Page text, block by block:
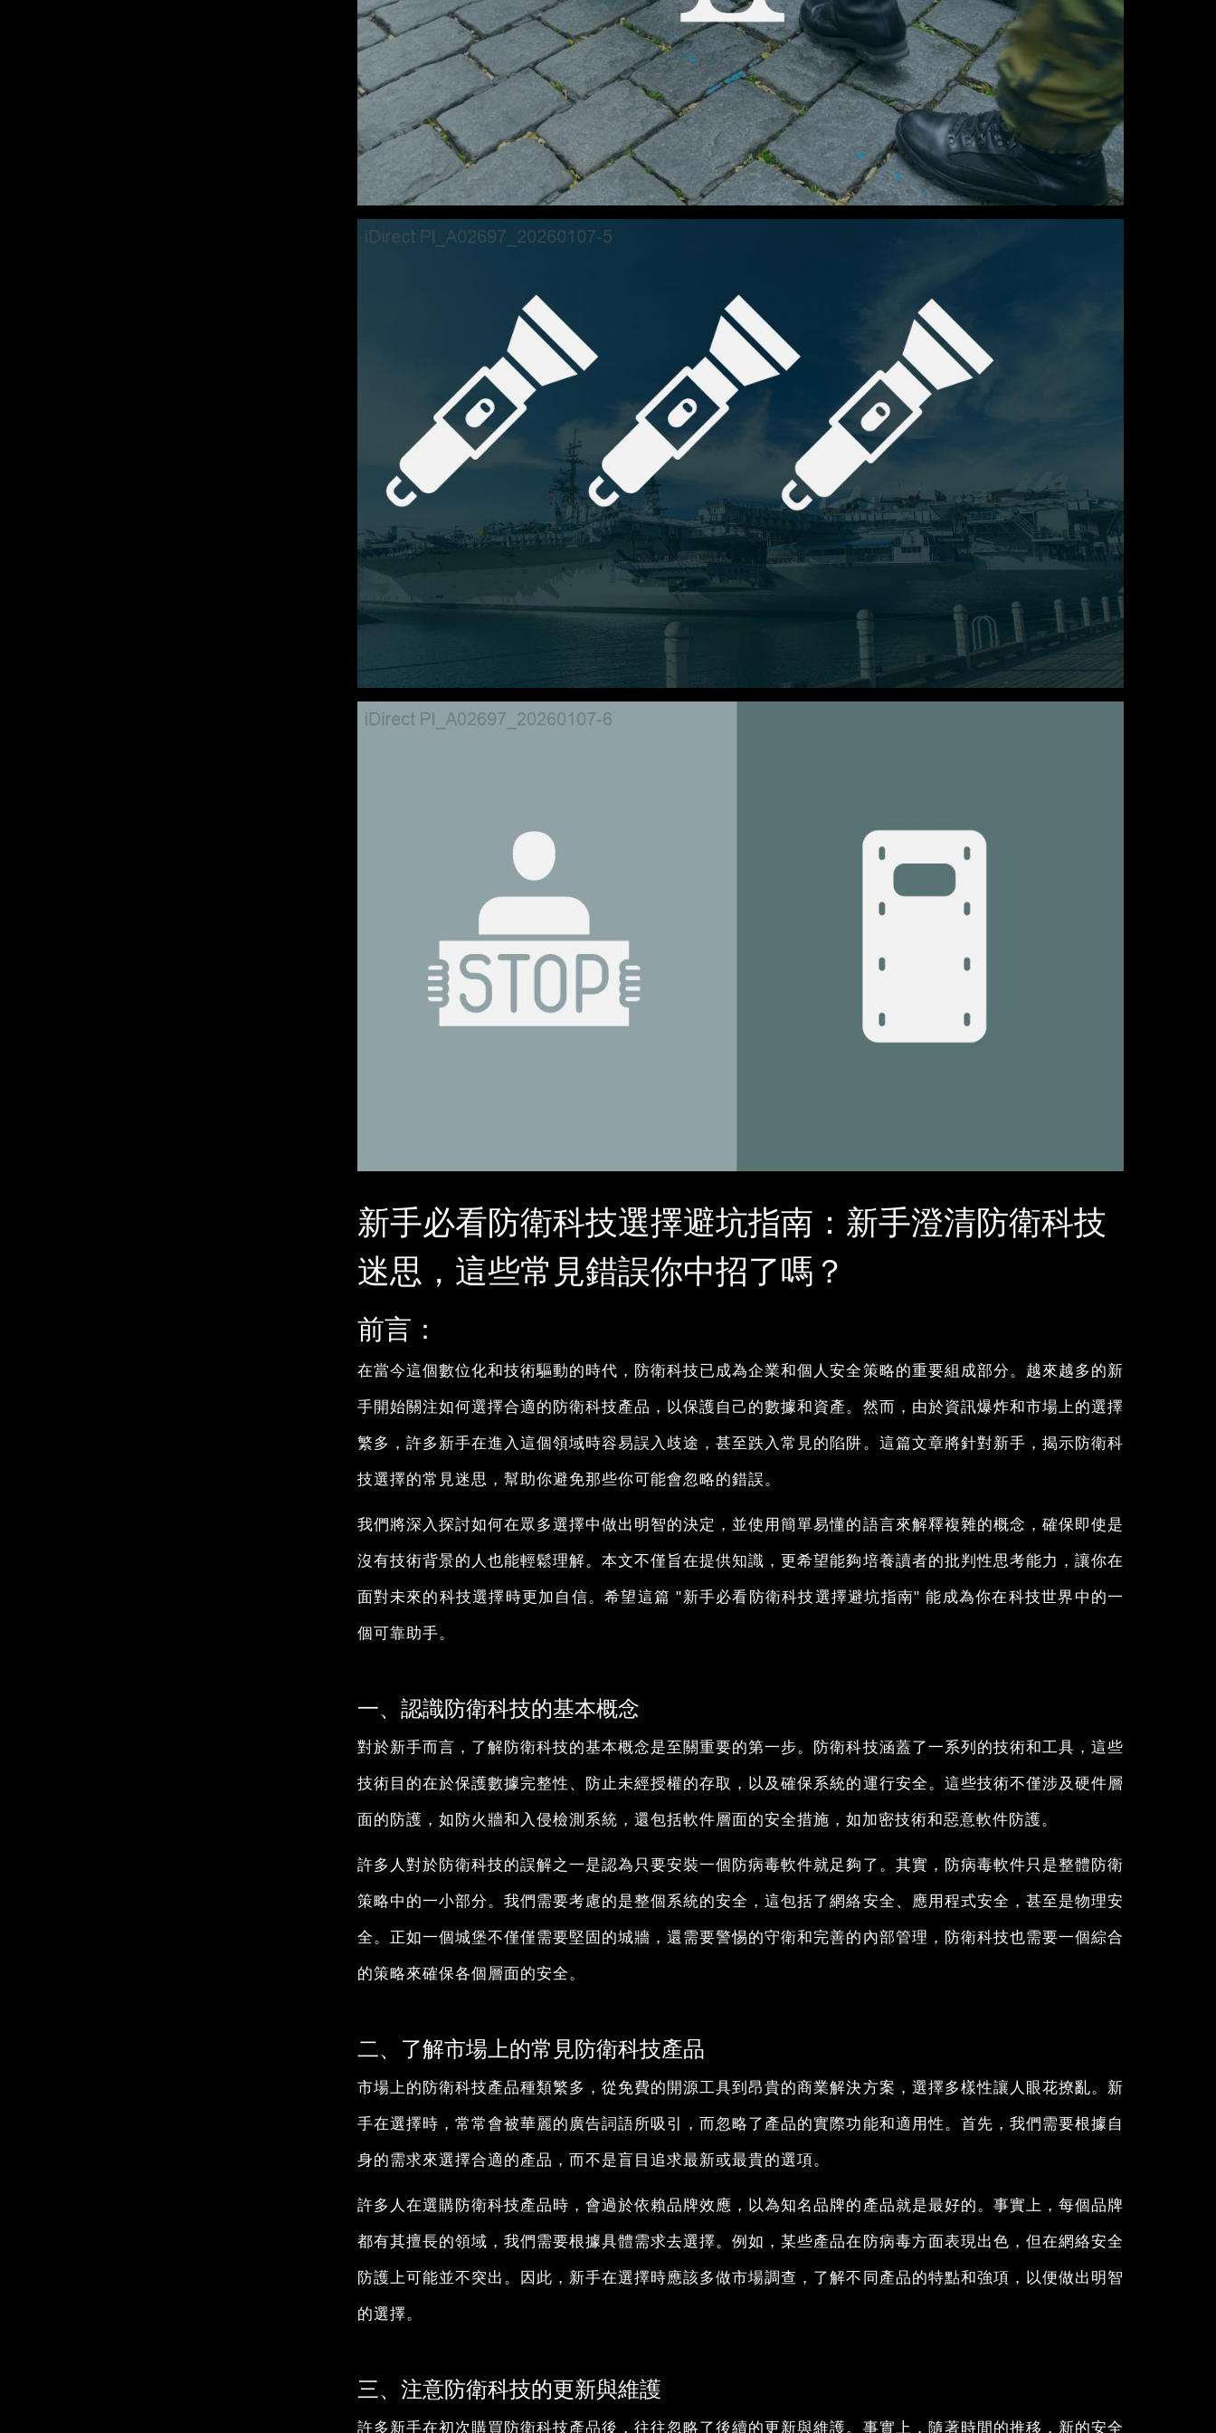
新手必看防衛科技選擇避坑指南：新手澄清防衛科技
迷思，這些常見錯誤你中招了嗎？
前言：
在當今這個數位化和技術驅動的時代，防衛科技已成為企業和個人安全策略的重要組成部分。越來越多的新
手開始關注如何選擇合適的防衛科技產品，以保護自己的數據和資產。然而，由於資訊爆炸和市場上的選擇
繁多，許多新手在進入這個領域時容易誤入歧途，甚至跌入常見的陷阱。這篇文章將針對新手，揭示防衛科
技選擇的常見迷思，幫助你避免那些你可能會忽略的錯誤。
我們將深入探討如何在眾多選擇中做出明智的決定，並使用簡單易懂的語言來解釋複雜的概念，確保即使是
沒有技術背景的人也能輕鬆理解。本文不僅旨在提供知識，更希望能夠培養讀者的批判性思考能力，讓你在
面對未來的科技選擇時更加自信。希望這篇 "新手必看防衛科技選擇避坑指南" 能成為你在科技世界中的一
個可靠助手。
一、認識防衛科技的基本概念
對於新手而言，了解防衛科技的基本概念是至關重要的第一步。防衛科技涵蓋了一系列的技術和工具，這些
技術目的在於保護數據完整性、防止未經授權的存取，以及確保系統的運行安全。這些技術不僅涉及硬件層
面的防護，如防火牆和入侵檢測系統，還包括軟件層面的安全措施，如加密技術和惡意軟件防護。
許多人對於防衛科技的誤解之一是認為只要安裝一個防病毒軟件就足夠了。其實，防病毒軟件只是整體防衛
策略中的一小部分。我們需要考慮的是整個系統的安全，這包括了網絡安全、應用程式安全，甚至是物理安
全。正如一個城堡不僅僅需要堅固的城牆，還需要警惕的守衛和完善的內部管理，防衛科技也需要一個綜合
的策略來確保各個層面的安全。
二、了解市場上的常見防衛科技產品
市場上的防衛科技產品種類繁多，從免費的開源工具到昂貴的商業解決方案，選擇多樣性讓人眼花撩亂。新
手在選擇時，常常會被華麗的廣告詞語所吸引，而忽略了產品的實際功能和適用性。首先，我們需要根據自
身的需求來選擇合適的產品，而不是盲目追求最新或最貴的選項。
許多人在選購防衛科技產品時，會過於依賴品牌效應，以為知名品牌的產品就是最好的。事實上，每個品牌
都有其擅長的領域，我們需要根據具體需求去選擇。例如，某些產品在防病毒方面表現出色，但在網絡安全
防護上可能並不突出。因此，新手在選擇時應該多做市場調查，了解不同產品的特點和強項，以便做出明智
的選擇。
三、注意防衛科技的更新與維護
許多新手在初次購買防衛科技產品後，往往忽略了後續的更新與維護。事實上，隨著時間的推移，新的安全